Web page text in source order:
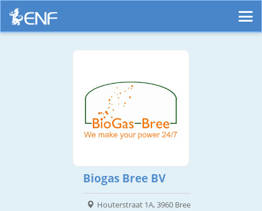
Biogas Bree BV
Houterstraat 1A, 3960 Bree